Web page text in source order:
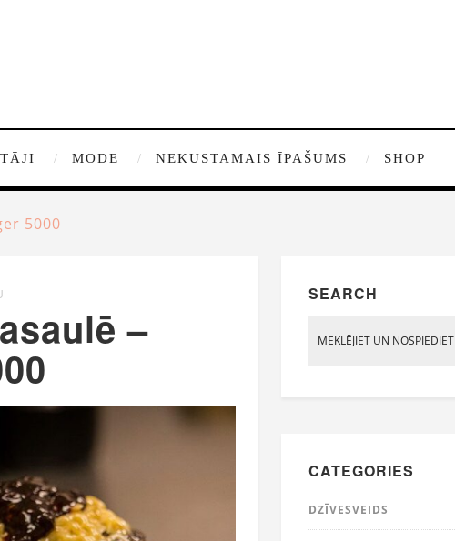
MODE NEKUSTAMAIS ĪPAŠUMS SHOP
5000
–
SEARCH
CATEGORIES
DZĪVESVEIDS